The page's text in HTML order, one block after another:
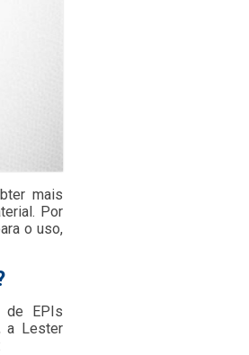
mais
Por
o uso,
de EPIs
a Lester